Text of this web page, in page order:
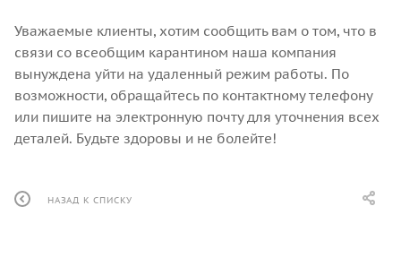
Уважаемые клиенты, хотим сообщить вам о том, что в
связи со всеобщим карантином наша компания
вынуждена уйти на удаленный режим работы. По
возможности, обращайтесь по контактному телефону
или пишите на электронную почту для уточнения всех
деталей. Будьте здоровы и не болейте!
НАЗАД К СПИСКУ